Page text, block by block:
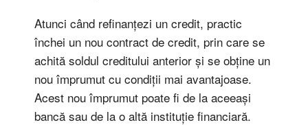
Atunci când refinanțezi un credit, practic
închei un nou contract de credit, prin care se
achită soldul creditului anterior și se obține un
nou împrumut cu condiții mai avantajoase.
Acest nou împrumut poate fi de la aceeași
bancă sau de la o altă instituție financiară.